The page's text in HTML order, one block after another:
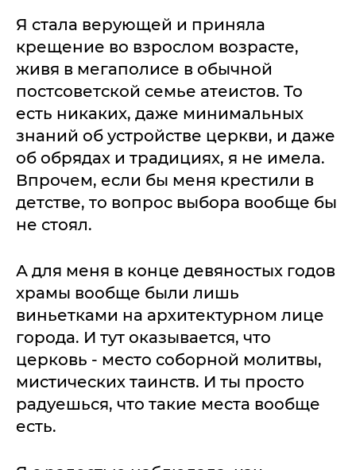
Я стала верующей и приняла
крещение во взрослом возрасте,
живя в мегаполисе в обычной
постсоветской семье атеистов. То
есть никаких, даже минимальных
знаний об устройстве церкви, и даже
об обрядах и традициях, я не имела.
Впрочем, если бы меня крестили в
детстве, то вопрос выбора вообще бы
не стоял.
А для меня в конце девяностых годов
храмы вообще были лишь
виньетками на архитектурном лице
города. И тут оказывается, что
церковь - место соборной молитвы,
мистических таинств. И ты просто
радуешься, что такие места вообще
есть.